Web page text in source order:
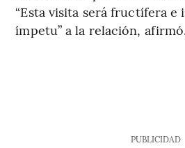
“Esta visita será fructífera e
ímpetu” a la relación,
PUBLICIDAD